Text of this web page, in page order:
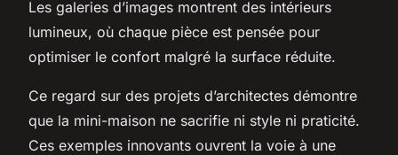
Les galeries d’images montrent des intérieurs
lumineux, où chaque pièce est pensée pour
optimiser le confort malgré la surface réduite.
Ce regard sur des projets d’architectes démontre
que la mini-maison ne sacrifie ni style ni praticité.
Ces exemples innovants ouvrent la voie à une